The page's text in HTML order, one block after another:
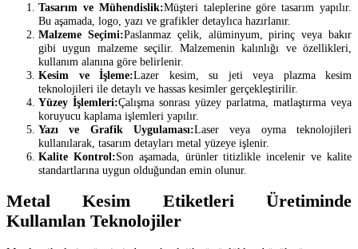
Tasarım ve Mühendislik:Müşteri taleplerine göre tasarım yapılır.
Bu aşamada, logo, yazı ve grafikler detaylıca hazırlanır.
Malzeme Seçimi:Paslanmaz çelik, alüminyum, pirinç veya bakır
gibi uygun malzeme seçilir. Malzemenin kalınlığı ve özellikleri,
kullanım alanına göre belirlenir.
Kesim ve İşleme:Lazer kesim, su jeti veya plazma kesim
teknolojileri ile detaylı ve hassas kesimler gerçekleştirilir.
Yüzey İşlemleri:Çalışma sonrası yüzey parlatma, matlaştırma veya
koruyucu kaplama işlemleri yapılır.
Yazı ve Grafik Uygulaması:Laser veya oyma teknolojileri
kullanılarak, tasarım detayları metal yüzeye işlenir.
Kalite Kontrol:Son aşamada, ürünler titizlikle incelenir ve kalite
standartlarına uygun olduğundan emin olunur.
Metal Kesim Etiketleri Üretiminde
Kullanılan Teknolojiler